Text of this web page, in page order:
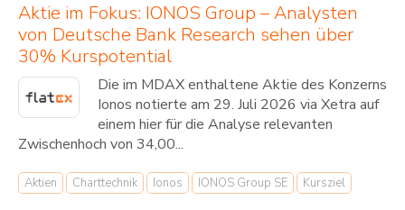
Aktie im Fokus: IONOS Group – Analysten
von Deutsche Bank Research sehen über
30% Kurspotential
Die im MDAX enthaltene Aktie des Konzerns
Ionos notierte am 29. Juli 2026 via Xetra auf
einem hier für die Analyse relevanten
Zwischenhoch von 34,00...
Aktien Charttechnik Ionos IONOS Group SE Kursziel